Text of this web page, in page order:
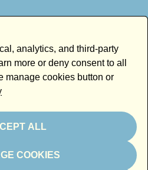
analytics, and third-party
more or deny consent to all
manage cookies button or
ALL
COOKIES